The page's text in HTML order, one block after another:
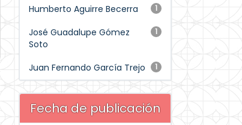
1
Humberto Aguirre Becerra
1
José Guadalupe Gómez
Soto
1
Juan Fernando García Trejo
Fecha de publicación